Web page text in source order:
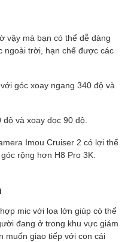
vậy mà bạn có thể dễ dàng
ngoài trời, hạn chế được các
góc xoay ngang 340 độ và
và xoay dọc 90 độ.
Imou Cruiser 2 có lợi thế
rộng hơn H8 Pro 3K.
mic với loa lớn giúp có thể
đang ở trong khu vực giám
muốn giao tiếp với con cái